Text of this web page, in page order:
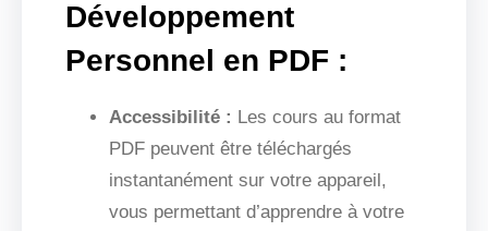
Développement
Personnel en PDF :
Accessibilité : Les cours au format
PDF peuvent être téléchargés
instantanément sur votre appareil,
vous permettant d’apprendre à votre